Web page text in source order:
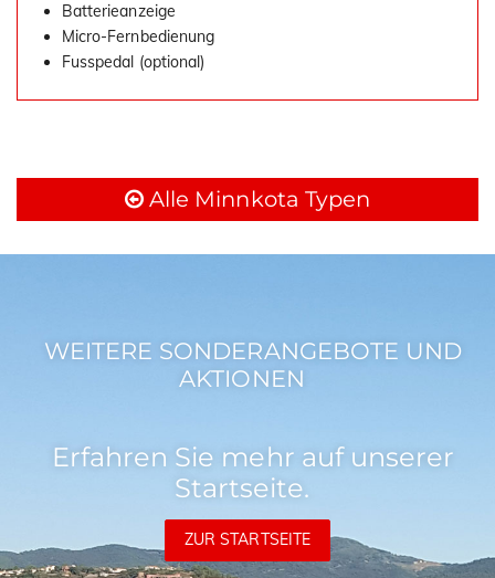
Batterieanzeige
Micro-Fernbedienung
Fusspedal (optional)
Alle Minnkota Typen
WEITERE SONDERANGEBOTE UND
AKTIONEN
Erfahren Sie mehr auf unserer
Startseite.
ZUR STARTSEITE